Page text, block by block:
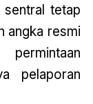
sentral tetap
angka resmi
pelaporan